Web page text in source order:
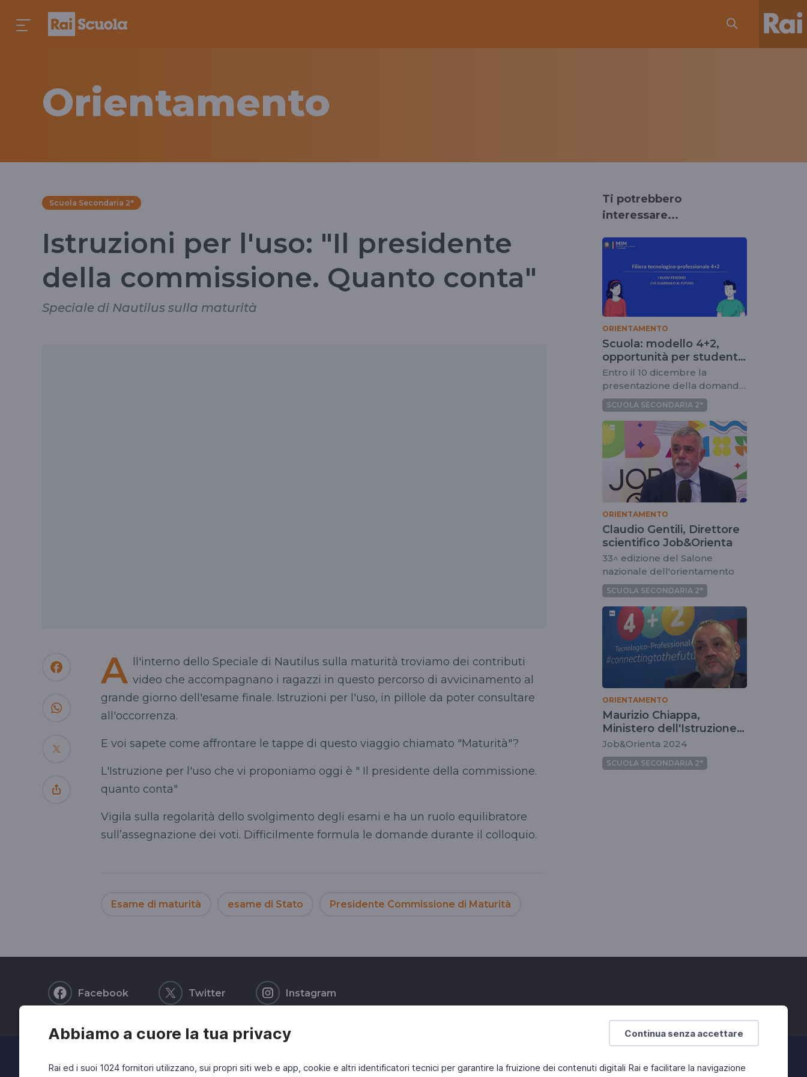
Continua senza accettare
Abbiamo a cuore la tua privacy
Rai ed i suoi 1024 fornitori utilizzano, sui propri siti web e app, cookie e altri identificatori tecnici per garantire la fruizione dei contenuti digitali Rai e facilitare la navigazione
Orientamento
Scuola Secondaria 2°
Istruzioni per l'uso: "Il presidente
della commissione. Quanto conta"
Speciale di Nautilus sulla maturità
A
ll'interno dello Speciale di Nautilus sulla maturità troviamo dei contributi
video che accompagnano i ragazzi in questo percorso di avvicinamento al
grande giorno dell'esame finale. Istruzioni per l'uso, in pillole da poter consultare
all'occorrenza.
E voi sapete come affrontare le tappe di questo viaggio chiamato "Maturità"?
L'Istruzione per l'uso che vi proponiamo oggi è " Il presidente della commissione.
quanto conta"
Vigila sulla regolarità dello svolgimento degli esami e ha un ruolo equilibratore
sull’assegnazione dei voti. Difficilmente formula le domande durante il colloquio.
Esame di maturità esame di Stato Presidente Commissione di Maturità
Ti potrebbero
interessare...
ORIENTAMENTO
Scuola: modello 4+2,
opportunità per studenti
e imprese
Entro il 10 dicembre la
presentazione della domanda
per partecipare al nuovo
percorso formativo
SCUOLA SECONDARIA 2°
ORIENTAMENTO
Claudio Gentili, Direttore
scientifico Job&Orienta
33^ edizione del Salone
nazionale dell'orientamento
SCUOLA SECONDARIA 2°
ORIENTAMENTO
Maurizio Chiappa,
Ministero dell'Istruzione e
del Merito
Job&Orienta 2024
SCUOLA SECONDARIA 2°
Facebook Twitter Instagram